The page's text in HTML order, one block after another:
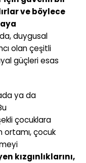
ve böylece
duygusal
olan çeşitli
güçleri esas
ya da
çocuklara
ortamı, çocuk
kızgınlıklarını,